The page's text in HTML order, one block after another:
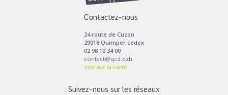
Contactez-nous
24 route de Cuzon
29018 Quimper cedex
02 98 10 34 00
contact@qcd.bzh
voir sur la carte
Suivez-nous sur les réseaux